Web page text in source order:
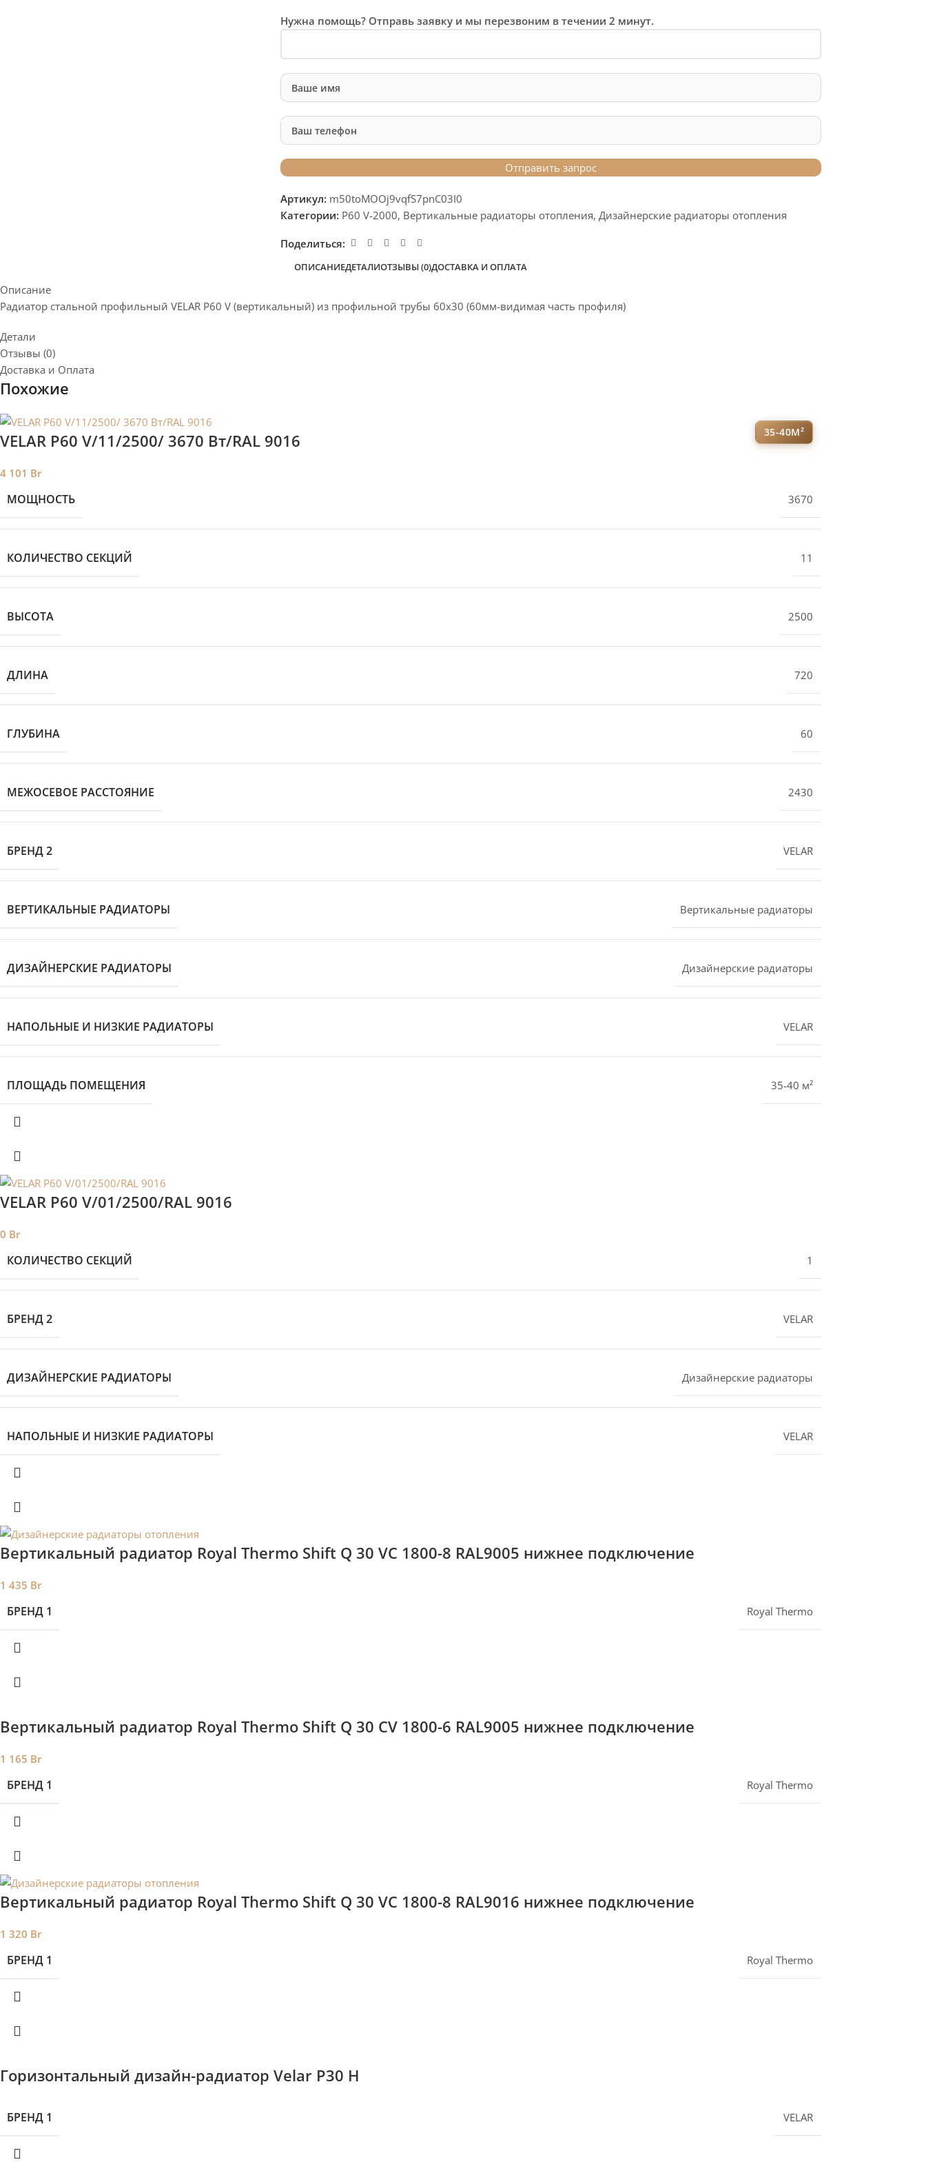
Нужна помощь? Отправь заявку и мы перезвоним в течении 2 минут.
Артикул: m50toMOOj9vqfS7pnC03I0
Категории: P60 V-2000, Вертикальные радиаторы отопления, Дизайнерские радиаторы отопления
Поделиться:
ОПИСАНИЕДЕТАЛИОТЗЫВЫ (0)ДОСТАВКА И ОПЛАТА
Описание
Радиатор стальной профильный VELAR P60 V (вертикальный) из профильной трубы 60х30 (60мм-видимая часть профиля)
Детали
Отзывы (0)
Доставка и Оплата
Похожие
35-40М²
VELAR P60 V/11/2500/ 3670 Bт/RAL 9016
4 101 Br
МОЩНОСТЬ 3670
КОЛИЧЕСТВО СЕКЦИЙ 11
ВЫСОТА 2500
ДЛИНА 720
ГЛУБИНА 60
МЕЖОСЕВОЕ РАССТОЯНИЕ 2430
БРЕНД 2 VELAR
ВЕРТИКАЛЬНЫЕ РАДИАТОРЫ Вертикальные радиаторы
ДИЗАЙНЕРСКИЕ РАДИАТОРЫ Дизайнерские радиаторы
НАПОЛЬНЫЕ И НИЗКИЕ РАДИАТОРЫ VELAR
ПЛОЩАДЬ ПОМЕЩЕНИЯ 35-40 м²
VELAR P60 V/01/2500/RAL 9016
0 Br
КОЛИЧЕСТВО СЕКЦИЙ 1
БРЕНД 2 VELAR
ДИЗАЙНЕРСКИЕ РАДИАТОРЫ Дизайнерские радиаторы
НАПОЛЬНЫЕ И НИЗКИЕ РАДИАТОРЫ VELAR
Вертикальный радиатор Royal Thermo Shift Q 30 VС 1800-8 RAL9005 нижнее подключение
1 435 Br
БРЕНД 1 Royal Thermo
Вертикальный радиатор Royal Thermo Shift Q 30 CV 1800-6 RAL9005 нижнее подключение
1 165 Br
БРЕНД 1 Royal Thermo
Вертикальный радиатор Royal Thermo Shift Q 30 VС 1800-8 RAL9016 нижнее подключение
1 320 Br
БРЕНД 1 Royal Thermo
Горизонтальный дизайн-радиатор Velar P30 H
БРЕНД 1 VELAR